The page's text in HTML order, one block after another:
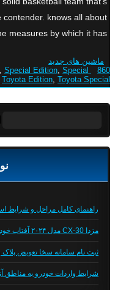
knows all about
measures by which it has […]
ماشین های جدید
860 Edition
, Special Edition, Special
Toyota Edition, Toyota Special
راهنمای کامل مراحل و شرایط اسقاط
مزدا CX-30 مدل ۲۰۲۴ آفتاب خودرو؛ بررسی و مشخصات فنی
ثبت نام سامانه سخا تعویض
شرایط واردات خودرو به مناطق